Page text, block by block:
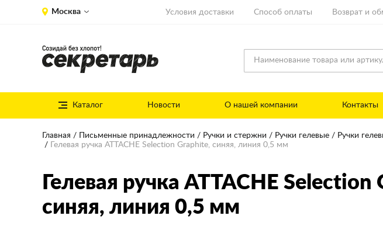
Москва Условия доставки Способ оплаты Возврат и
Каталог Новости О нашей компании Контакты
Главная Письменные принадлежности Ручки и стержни Ручки гелевые Ручки
Гелевая ручка ATTACHE Selection Graphite, синяя, линия 0,5 мм
Гелевая ручка ATTACHE
синяя, линия 0,5 мм